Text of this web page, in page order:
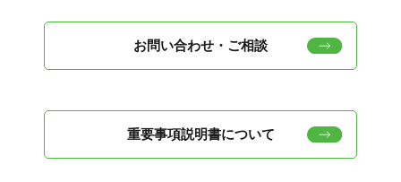
お問い合わせ・ご相談
重要事項説明書について